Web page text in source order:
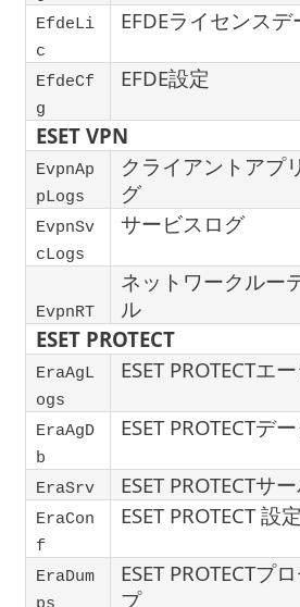
EfdeLi
c
EFDEライセンスデ
EfdeCf
g
EFDE設定
ESET VPN
EvpnAp
pLogs
クライアントアプ
グ
EvpnSv
cLogs
サービスログ
EvpnRT
ネットワークルー
ル
ESET PROTECT
EraAgL
ogs
ESET PROTECTエ
EraAgD
b
ESET PROTECTデ
EraSrv ESET PROTECTサ
EraCon
f
ESET PROTECT 設定
EraDum
ESET PROTECTプ
プ